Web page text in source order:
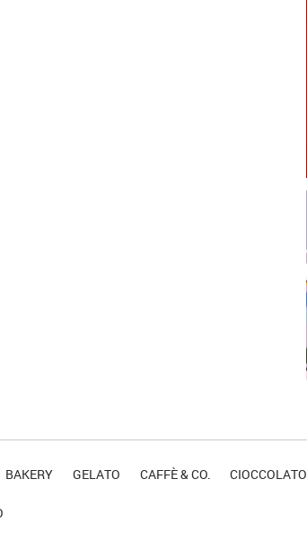
BAKERY GELATO CAFFÈ & CO. CIOCCOLATO